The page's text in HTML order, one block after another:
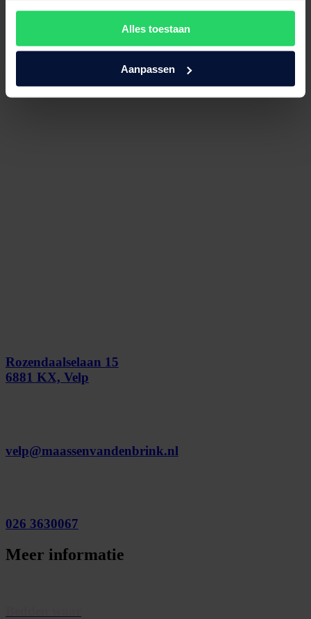
Alles toestaan
Aanpassen
Bezoek onze showroom!
Rozendaalselaan 15
6881 KX, Velp
velp@maassenvandenbrink.nl
026 3630067
Meer informatie